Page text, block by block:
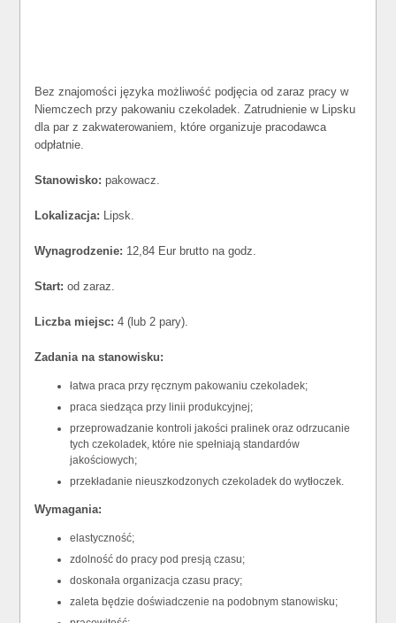
Bez znajomości języka możliwość podjęcia od zaraz pracy w
Niemczech przy pakowaniu czekoladek. Zatrudnienie w Lipsku
dla par z zakwaterowaniem, które organizuje pracodawca
odpłatnie.
Stanowisko: pakowacz.
Lokalizacja: Lipsk.
Wynagrodzenie: 12,84 Eur brutto na godz.
Start: od zaraz.
Liczba miejsc: 4 (lub 2 pary).
Zadania na stanowisku:
łatwa praca przy ręcznym pakowaniu czekoladek;
praca siedząca przy linii produkcyjnej;
przeprowadzanie kontroli jakości pralinek oraz odrzucanie
tych czekoladek, które nie spełniają standardów
jakościowych;
przekładanie nieuszkodzonych czekoladek do wytłoczek.
Wymagania:
elastyczność;
zdolność do pracy pod presją czasu;
doskonała organizacja czasu pracy;
zaleta będzie doświadczenie na podobnym stanowisku;